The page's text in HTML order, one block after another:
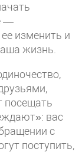
—
изменить и
жизнь.
посещать
вас
с
поступить,